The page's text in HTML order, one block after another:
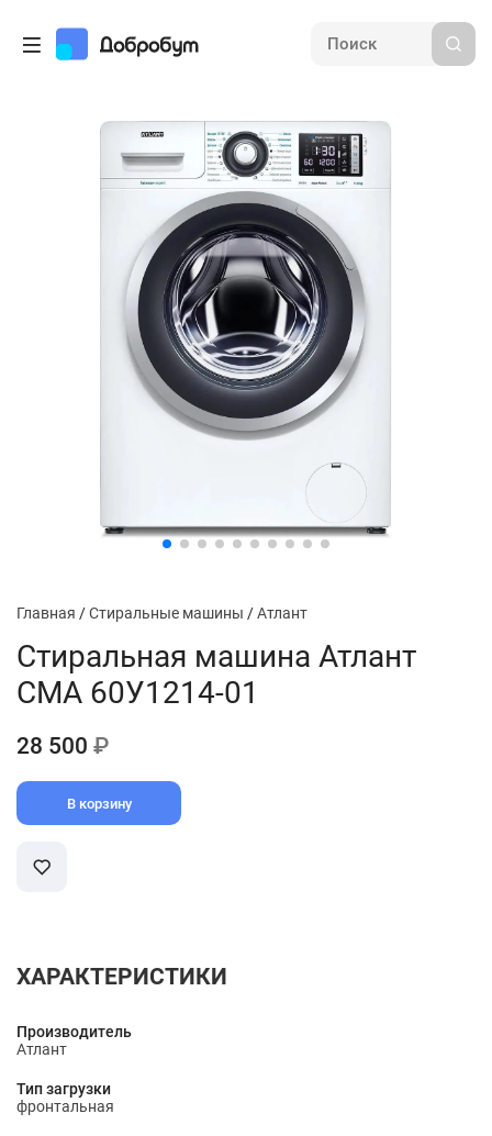
Главная /Стиральные машины /Атлант
Стиральная машина Атлант
СМА 60У1214-01
28 500 ₽
В корзину
ХАРАКТЕРИСТИКИ
Производитель
Атлант
Тип загрузки
фронтальная